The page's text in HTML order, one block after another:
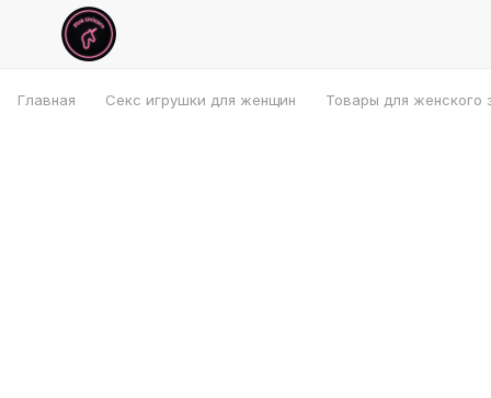
Главная Секс игрушки для женщин Товары для женского